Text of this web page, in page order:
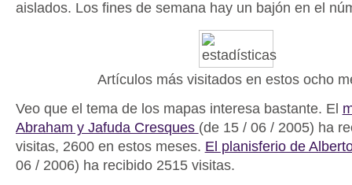
aislados. Los fines de semana hay un bajón en el
Artículos más visitados en estos ocho
Veo que el tema de los mapas interesa bastante. El
Abraham y Jafuda Cresques (de 15 / 06 / 2005) ha
visitas, 2600 en estos meses. El planisferio de
06 / 2006) ha recibido 2515 visitas.